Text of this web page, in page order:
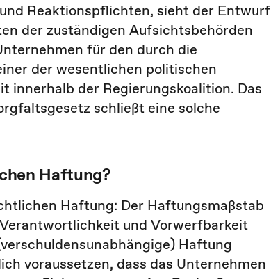
Reaktionspflichten, sieht der Entwurf
der zuständigen Aufsichtsbehörden
für den durch die
der wesentlichen politischen
innerhalb der Regierungskoalition. Das
schließt eine solche
Haftung?
Haftung: Der Haftungsmaßstab
und Vorwerfbarkeit
Haftung
voraussetzen, dass das Unternehmen